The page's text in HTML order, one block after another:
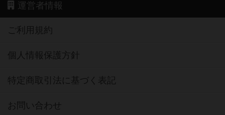
運営者情報
ご利用規約
個人情報保護方針
特定商取引法に基づく表記
お問い合わせ